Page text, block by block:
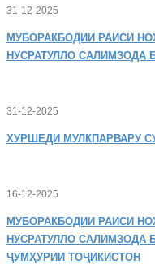
31-12-2025
МУБОРАКБОДИИ РАИСИ
НУСРАТУЛЛО САЛИМЗОДА
31-12-2025
ХУРШЕДИ МУЛКПАРВАРУ
16-12-2025
МУБОРАКБОДИИ РАИСИ
НУСРАТУЛЛО САЛИМЗОДА
ҶУМҲУРИИ ТОҶИКИСТОН